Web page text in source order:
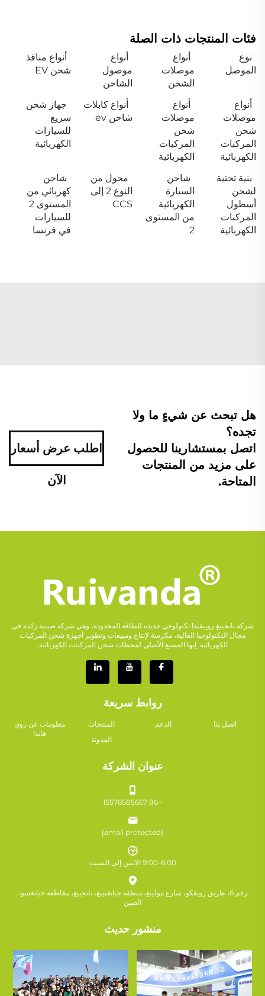
فئات المنتجات ذات الصلة
نوع
الموصل
أنواع
موصلات
الشحن
أنواع
موصول
الشاحن
أنواع منافذ
شحن EV
أنواع
موصلات
شحن
المركبات
الكهربائية
أنواع
موصلات
شحن
المركبات
الكهربائية
أنواع كابلات
شاحن ev
جهاز شحن
سريع
للسيارات
الكهربائية
بنية تحتية
لشحن
أسطول
المركبات
الكهربائية
شاحن
السيارة
الكهربائية
من المستوى
2
محول من
النوع 2 إلى
CCS
شاحن
كهربائي من
المستوى 2
للسيارات
في فرنسا
هل تبحث عن شيءٍ ما ولا
تجده؟
اتصل بمستشارينا للحصول
على مزيد من المنتجات
المتاحة.
اطلب عرض أسعار
الآن
شركة نانجينغ روييفندا تكنولوجي جديده للطاقة المحدودة، وهي شركة صينية رائدة في
مجال التكنولوجيا العالية، مكرسة لإنتاج ومبيعات وتطوير أجهزة شحن المركبات
الكهربائية. إنها المصنع الأصلي لمحطات شحن المركبات الكهربائية.
روابط سريعة
معلومات عن روي
فاندا
المنتجات الدعم
اتصل بنا
المدونة
عنوان الشركة
+86 15576585667
[email protected]
9:00-6:00 الاثنين إلى السبت
رقم 6، طريق زونغكو، شارع مولينغ، منطقة جيانغنينغ، نانجينغ، مقاطعة جيانغسو،
الصين
منشور حديث